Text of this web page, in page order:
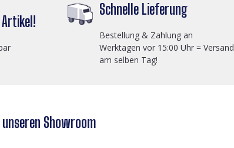
Schnelle Lieferung
Bestellung & Zahlung an
Werktagen vor 15:00 Uhr = Versand
am selben Tag!
unseren Showroom